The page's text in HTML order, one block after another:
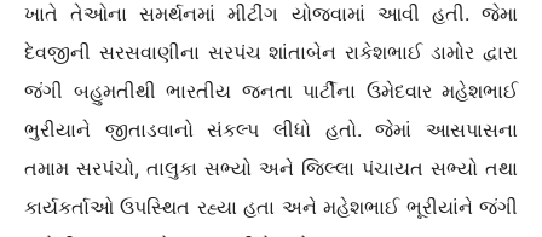
ખાતે તેઓના સમર્થનમાં મીટીંગ યોજવામાં આવી હતી. જેમા
દેવજીની સરસવાણીના સરપંચ શાંતાબેન રાકેશભાઈ ડામોર દ્વારા
જંગી બહુમતીથી ભારતીય જનતા પાર્ટીના ઉમેદવાર મહેશભાઈ
ભુરીયાને જીતાડવાનો સંકલ્પ લીધો હતો. જેમાં આસપાસના
તમામ સરપંચો, તાલુકા સભ્યો અને જિલ્લા પંચાયત સભ્યો તથા
કાર્યકર્તાઓ ઉપસ્થિત રહ્યા હતા અને મહેશભાઈ ભૂરીયાંને જંગી